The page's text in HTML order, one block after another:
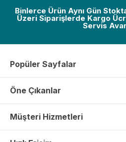
Binlerce Ürün Aynı Gün
Üzeri Siparişlerde Kargo
Servis
Popüler Sayfalar
Öne Çıkanlar
Müşteri Hizmetleri